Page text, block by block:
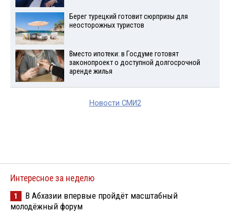
Берег турецкий готовит сюрпризы для
неосторожных туристов
Вместо ипотеки: в Госдуме готовят
законопроект о доступной долгосрочной
аренде жилья
Новости СМИ2
Интересное за неделю
1
В Абхазии впервые пройдёт масштабный
молодёжный форум